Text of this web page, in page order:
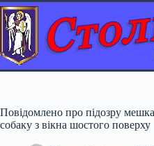
Перейти
до
вмісту
Повідомлено про підозру
собаку з вікна шостого поверху